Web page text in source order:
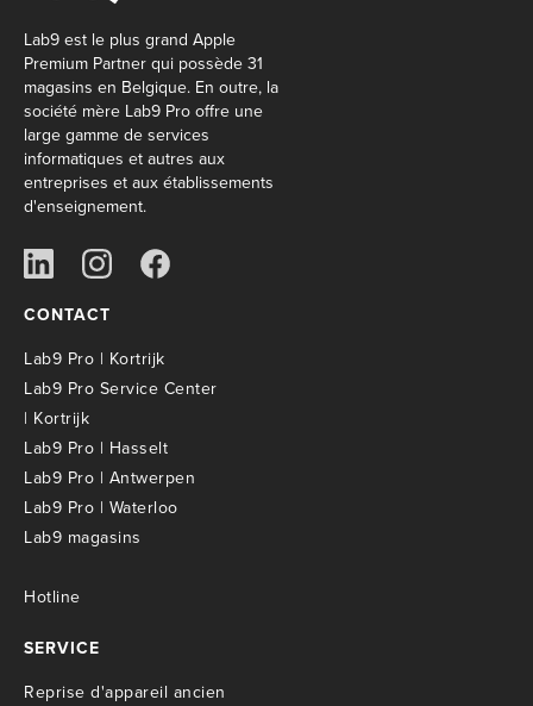
Lab9 est le plus grand Apple
Premium Partner qui possède 31
magasins en Belgique. En outre, la
société mère Lab9 Pro offre une
large gamme de services
informatiques et autres aux
entreprises et aux établissements
d'enseignement.
CONTACT
Lab9 Pro | Kortrijk
Lab9 Pro Service Center
| Kortrijk
Lab9 Pro | Hasselt
Lab9 Pro | Antwerpen
Lab9 Pro | Waterloo
Lab9 magasins
Hotline
SERVICE
Reprise d'appareil ancien